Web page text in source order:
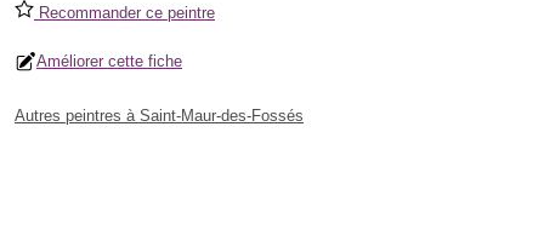
Recommander ce peintre
Améliorer cette fiche
Autres peintres à Saint-Maur-des-Fossés